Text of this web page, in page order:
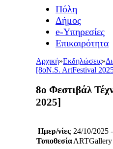
Πόλη
Δήμος
e-Υπηρεσίες
Επικαιρότητα
Αρχική»Εκδηλώσεις»
[8οN.S. ArtFestival
8ο Φεστιβάλ
2025]
Ημερ/νίες 24/10/2025
Τοποθεσία